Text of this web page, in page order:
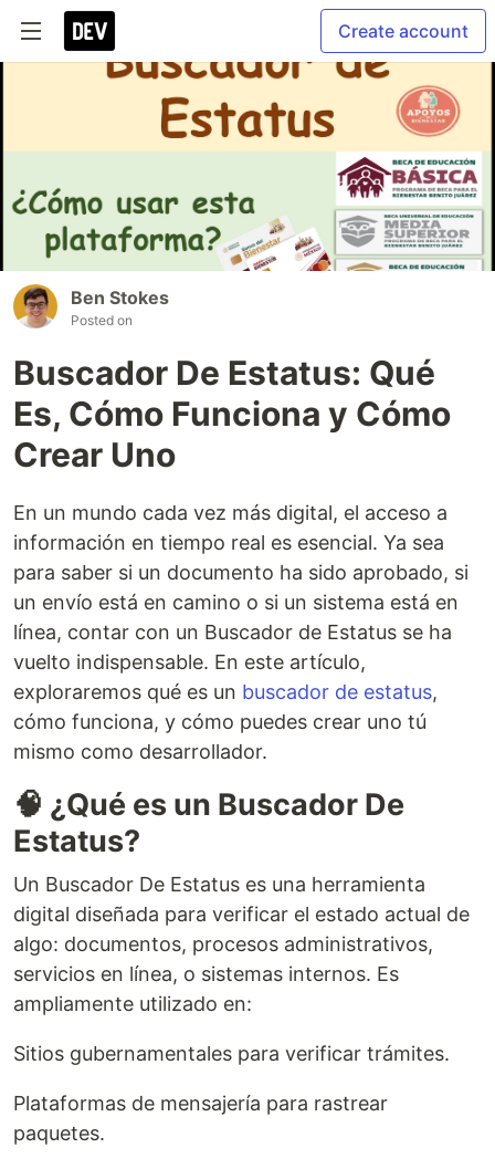
Create account
Ben Stokes
Posted on
Buscador De Estatus: Qué
Es, Cómo Funciona y Cómo
Crear Uno
En un mundo cada vez más digital, el acceso a
información en tiempo real es esencial. Ya sea
para saber si un documento ha sido aprobado, si
un envío está en camino o si un sistema está en
línea, contar con un Buscador de Estatus se ha
vuelto indispensable. En este artículo,
exploraremos qué es un buscador de estatus,
cómo funciona, y cómo puedes crear uno tú
mismo como desarrollador.
🧠 ¿Qué es un Buscador De
Estatus?
Un Buscador De Estatus es una herramienta
digital diseñada para verificar el estado actual de
algo: documentos, procesos administrativos,
servicios en línea, o sistemas internos. Es
ampliamente utilizado en:
Sitios gubernamentales para verificar trámites.
Plataformas de mensajería para rastrear
paquetes.